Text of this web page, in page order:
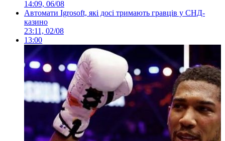
14:09, 06/08
Автомати Igrosoft, які досі тримають гравців у СНД-
казино
23:11, 02/08
13:00